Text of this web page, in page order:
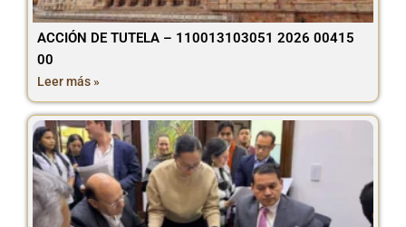
ACCIÓN DE TUTELA – 110013103051 2026 00415
00
Leer más »